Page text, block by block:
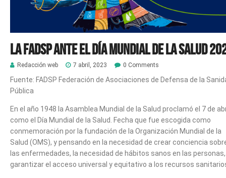
La FADSP ante el Día Mundial de la Salud
Redacción web 7 abril, 2023 0 Comments
Fuente: FADSP Federación de Asociaciones de Defensa de la
Pública
En el año 1948 la Asamblea Mundial de la Salud proclamó el 7 de
como el Día Mundial de la Salud. Fecha que fue escogida como
conmemoración por la fundación de la Organización Mundial de la
Salud (OMS), y pensando en la necesidad de crear conciencia
las enfermedades, la necesidad de hábitos sanos en las
garantizar el acceso universal y equitativo a los recursos